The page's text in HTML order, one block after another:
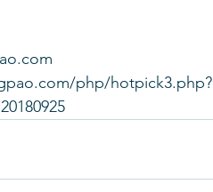
php/hotpick3.php?